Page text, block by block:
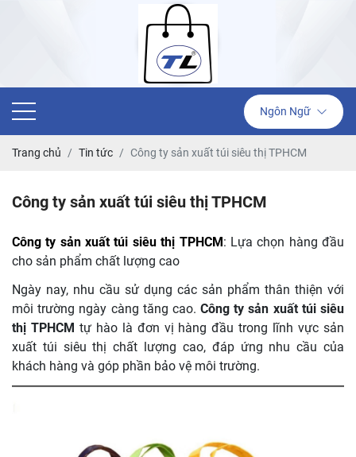
Ngôn Ngữ
Trang chủ Tin tức Công ty sản xuất túi siêu thị TPHCM
Công ty sản xuất túi siêu thị TPHCM
Công ty sản xuất túi siêu thị TPHCM: Lựa chọn hàng đầu
cho sản phẩm chất lượng cao
Ngày nay, nhu cầu sử dụng các sản phẩm thân thiện với
môi trường ngày càng tăng cao.Công ty sản xuất túi siêu
thị TPHCM tự hào là đơn vị hàng đầu trong lĩnh vực sản
xuất túi siêu thị chất lượng cao, đáp ứng nhu cầu của
khách hàng và góp phần bảo vệ môi trường.